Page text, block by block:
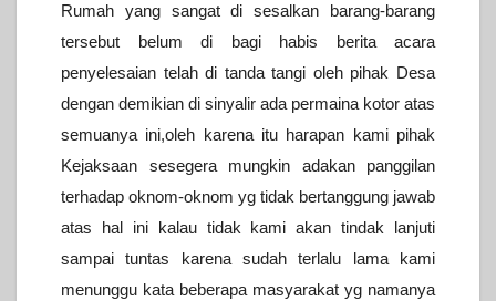
Rumah yang sangat di sesalkan barang-barang
tersebut belum di bagi habis berita acara
penyelesaian telah di tanda tangi oleh pihak Desa
dengan demikian di sinyalir ada permaina kotor atas
semuanya ini,oleh karena itu harapan kami pihak
Kejaksaan sesegera mungkin adakan panggilan
terhadap oknom-oknom yg tidak bertanggung jawab
atas hal ini kalau tidak kami akan tindak lanjuti
sampai tuntas karena sudah terlalu lama kami
menunggu kata beberapa masyarakat yg namanya